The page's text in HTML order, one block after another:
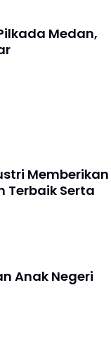
Medan,
Memberikan
Terbaik Serta
Anak Negeri